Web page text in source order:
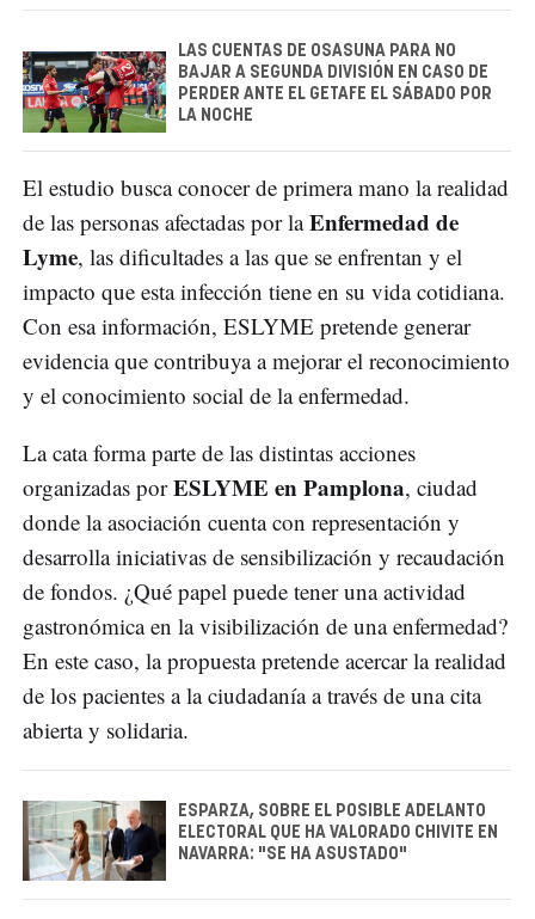
LAS CUENTAS DE OSASUNA PARA NO
BAJAR A SEGUNDA DIVISIÓN EN CASO DE
PERDER ANTE EL GETAFE EL SÁBADO POR
LA NOCHE
El estudio busca conocer de primera mano la realidad
de las personas afectadas por laEnfermedad de
Lyme, las dificultades a las que se enfrentan y el
impacto que esta infección tiene en su vida cotidiana.
Con esa información, ESLYME pretende generar
evidencia que contribuya a mejorar el reconocimiento
y el conocimiento social de la enfermedad.
La cata forma parte de las distintas acciones
organizadas porESLYME en Pamplona, ciudad
donde la asociación cuenta con representación y
desarrolla iniciativas de sensibilización y recaudación
de fondos. ¿Qué papel puede tener una actividad
gastronómica en la visibilización de una enfermedad?
En este caso, la propuesta pretende acercar la realidad
de los pacientes a la ciudadanía a través de una cita
abierta y solidaria.
ESPARZA, SOBRE EL POSIBLE ADELANTO
ELECTORAL QUE HA VALORADO CHIVITE EN
NAVARRA: "SE HA ASUSTADO"